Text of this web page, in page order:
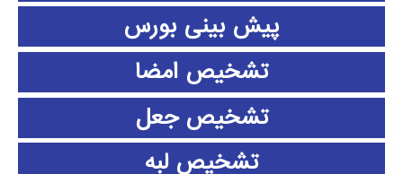
پیش بینی بورس
تشخیص امضا
تشخیص جعل
تشخیص لبه